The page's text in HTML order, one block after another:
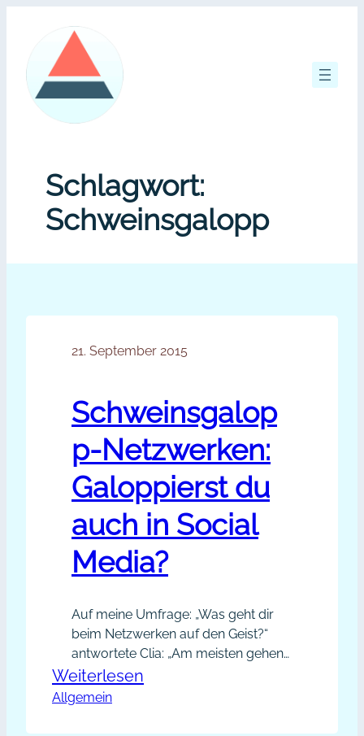
springen
Schlagwort:
Schweinsgalopp
21. September 2015
Schweinsgalop
p-Netzwerken:
Galoppierst du
auch in Social
Media?
Auf meine Umfrage: „Was geht dir
beim Netzwerken auf den Geist?“
antwortete Clia: „Am meisten gehen
mir Kontaktanfragen auf den Geist,
denen ich schon an der
ausschließlich darum geht, mir
Weiterlesen
Allgemein